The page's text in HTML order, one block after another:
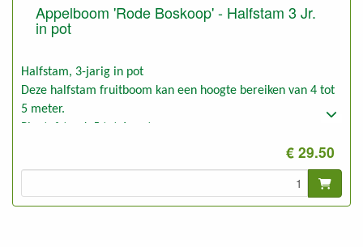
Appelboom 'Rode Boskoop' - Halfstam 3 Jr.
in pot
Halfstam, 3-jarig in pot
Deze halfstam fruitboom kan een hoogte bereiken van 4 tot
5 meter.
Plantafstand: 5 tot 6 meter
€ 29.50